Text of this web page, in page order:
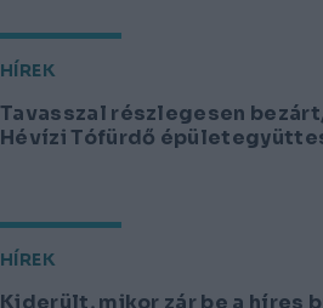
HÍREK
Tavasszal részlegesen
Hévízi Tófürdő
HÍREK
Kiderült, mikor zár be a híres